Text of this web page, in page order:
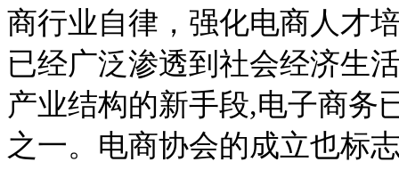
商行业自律，强化电商人才
已经广泛渗透到社会经济生
产业结构的新手段,电子商务
之一。电商协会的成立也标